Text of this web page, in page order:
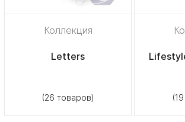
Коллекция
Letters
(26 товаров)